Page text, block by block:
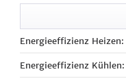
Energieeffizienz Heizen:
Energieeffizienz Kühlen: